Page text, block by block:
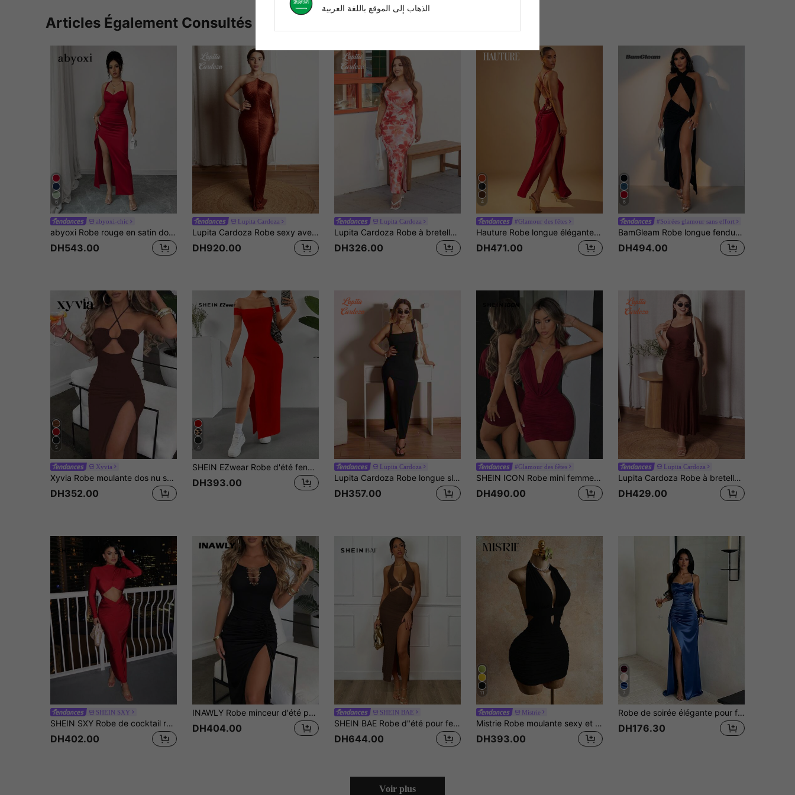
Articles Également Consultés
6
abyoxi-chic
abyoxi Robe rouge en satin dos nu fendue haute ajustée pour femmes, design à nouer dans le dos, élégante & sexy, jeune & à la mode pour les fêtes d'été
DH543.00
Lupita Cardoza
Lupita Cardoza Robe sexy avec franges à pompons pendantes et décoration en métal doré pour femmes, idéale pour les fêtes
DH920.00
Lupita Cardoza
Lupita Cardoza Robe à bretelles fines à motif floral tout-sur-tout pour les vacances, casual pour femme
DH326.00
4
#Glamour des fêtes
Hauture Robe longue élégante rouge à col bénitier, fente double haute et dos nu, pour femmes. Robe de soirée, robe de bal, robe de femme pour fêtes, mariage, élégante. Robe rouge, robe de la Saint-Valentin, robe de femme rouge, robe de femme habillée. Pour rendez-vous, concerts, représentations, mariages, fêtes, clubs, soirée.
DH471.00
6
#Soirées glamour sans effort
BamGleam Robe longue fendue avec décolleté ras-du-cou sans dos et torsade devant
DH494.00
5
Xyvia
Xyvia Robe moulante dos nu sans manches sexy noire pour femmes, tenue maxi pour femmes
DH352.00
4
SHEIN EZwear Robe d'été fendue haute à épaules dénudées unie, élégante
DH393.00
Lupita Cardoza
Lupita Cardoza Robe longue slim à fente haute pour femmes, en maille côtelée haute élasticité, à larges bretelles, tenue de vacances, robe d'été pour femmes, pour femmes de petite taille
DH357.00
#Glamour des fêtes
SHEIN ICON Robe mini femme à décolleté plongeant et dos ouvert avec décoration métallique, élégante pour une sortie de nuit ou les vacances d'été
DH490.00
Lupita Cardoza
Lupita Cardoza Robe à bretelles fines avec taille froncée et ourlet évasé de couleur unie. Robe semi-formelle, élégante, pour un thé, fluide, pour les sorties en croisière des femmes
DH429.00
SHEIN SXY
SHEIN SXY Robe de cocktail rouge pour boîte de nuit, soirée de bal, automne/hiver
DH402.00
INAWLY Robe minceur d'été pour femme avec cordon de serrage et encolure de ras-du-cou et fente latérale
DH404.00
SHEIN BAE
SHEIN BAE Robe d"été pour femmes avec encolure ras-du-cou, découpe à la taille, ceinture et fente latérale haute
DH644.00
11
Mistrie
Mistrie Robe moulante sexy et à la mode à col ras-du-cou et dos nu pour femmes, été
DH393.00
7
Robe de soirée élégante pour fête d'été, robe de mariée avec fente au col, robe de soirée de luxe, plage, rentrée scolaire, vêtements de vacances pour femmes
DH176.30
Voir plus
الذهاب إلى الموقع باللغة العربية